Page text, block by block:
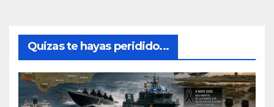
Quizas te hayas peridido...